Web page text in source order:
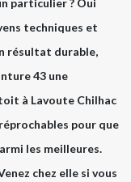
particulier ? Oui
techniques et
résultat durable,
43 une
à Lavoute Chilhac
pour que
les meilleures.
chez elle si vous